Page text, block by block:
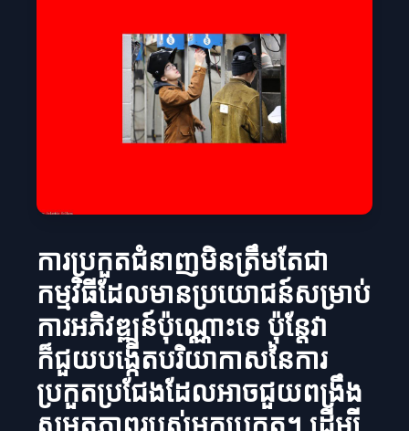
ការប្រកួតជំនាញមិនត្រឹមតែជា
កម្មវិធីដែលមានប្រយោជន៍សម្រាប់
ការអភិវឌ្ឍន៍ប៉ុណ្ណោះទេ ប៉ុន្តែវា
ក៏ជួយបង្កើតបរិយាកាសនៃការ
ប្រកួតប្រជែងដែលអាចជួយពង្រឹង